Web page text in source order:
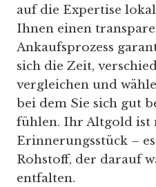
auf die Expertise
Ihnen einen
Ankaufsprozess
sich die Zeit,
vergleichen und
bei dem Sie sich gut
fühlen. Ihr Altgold ist
Erinnerungsstück –
Rohstoff, der darauf
entfalten.